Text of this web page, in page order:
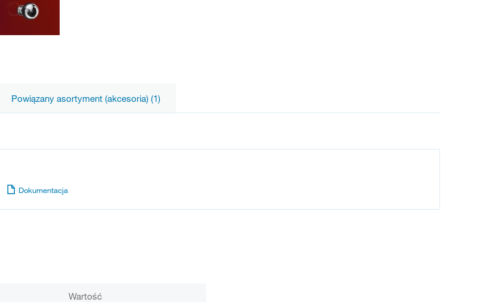
Powiązany asortyment (akcesoria) (1)
Dokumentacja
Wartość